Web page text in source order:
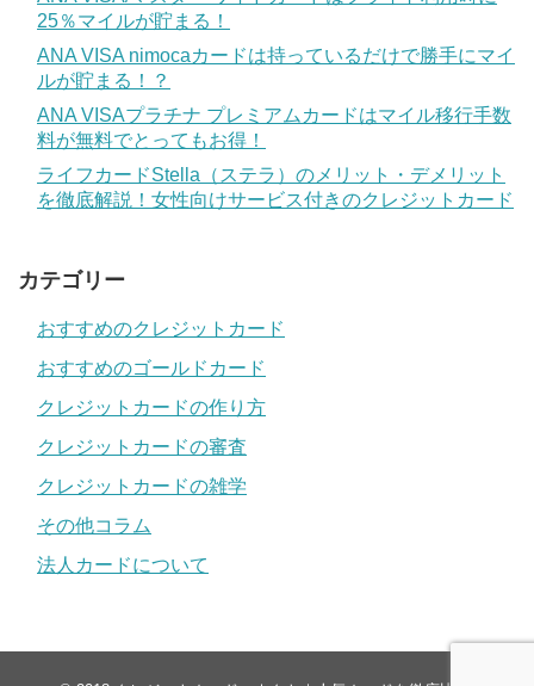
25％マイルが貯まる！
ANA VISA nimocaカードは持っているだけで勝手にマイ
ルが貯まる！？
ANA VISAプラチナ プレミアムカードはマイル移行手数
料が無料でとってもお得！
ライフカードStella（ステラ）のメリット・デメリット
を徹底解説！女性向けサービス付きのクレジットカード
カテゴリー
おすすめのクレジットカード
おすすめのゴールドカード
クレジットカードの作り方
クレジットカードの審査
クレジットカードの雑学
その他コラム
法人カードについて